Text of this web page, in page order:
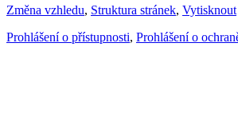
Změna vzhledu, Struktura stránek, Vytisknout
Prohlášení o přístupnosti, Prohlášení o